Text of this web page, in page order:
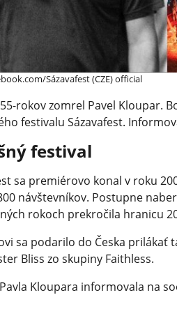
Sázavafest (CZE) official
rokov zomrel Pavel Kloupar.
festivalu Sázavafest.
festival
sa premiérovo konal v roku
návštevníkov. Postupne
rokoch prekročila hranicu
sa podarilo do Česka prilákať
Bliss zo skupiny Faithless.
Kloupara informovala na